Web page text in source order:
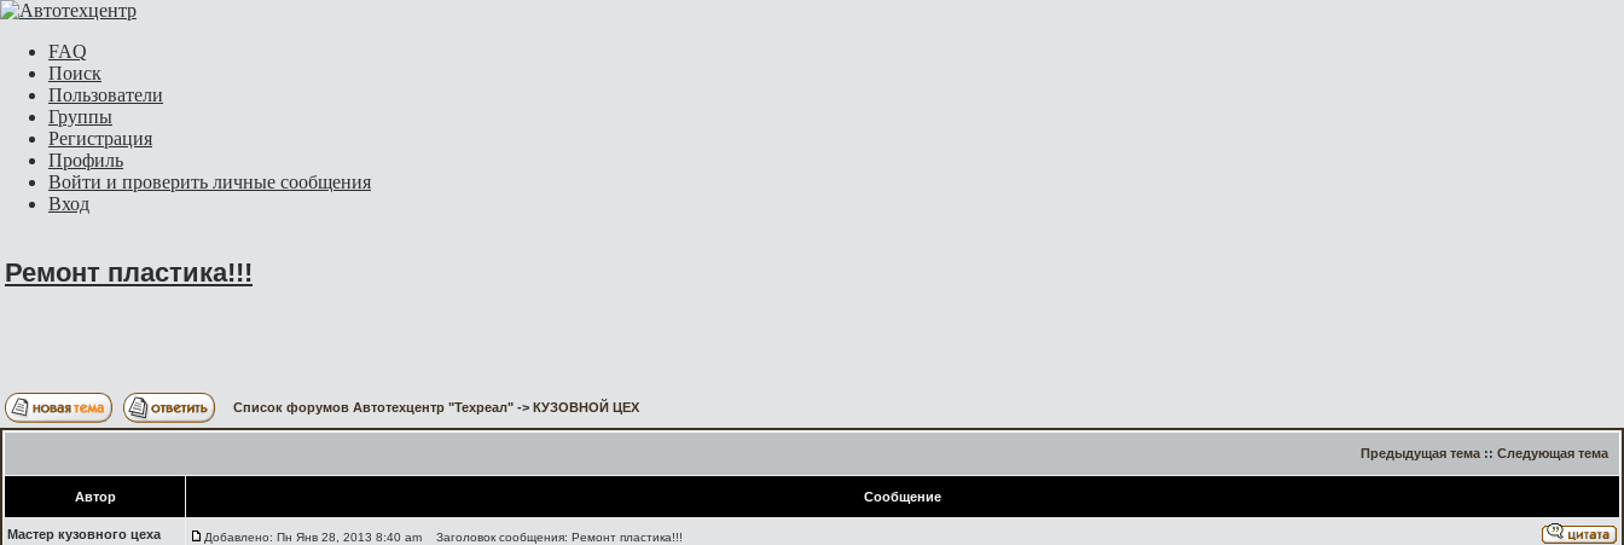
FAQ
Поиск
Пользователи
Группы
Регистрация
Профиль
Войти и проверить личные сообщения
Вход
Ремонт пластика!!!
Список форумов Автотехцентр "Техреал" -> КУЗОВНОЙ ЦЕХ
Предыдущая тема :: Следующая тема
Автор Сообщение
Мастер кузовного цеха Добавлено: Пн Янв 28, 2013 8:40 am Заголовок сообщения: Ремонт пластика!!!